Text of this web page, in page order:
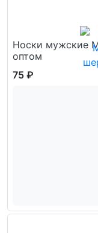
Носки мужские
оптом
75 ₽